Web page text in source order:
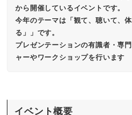
から開催しているイベントです。
今年のテーマは「観て、聴いて、
る」」です。
プレゼンテーションの有識者・専
ャーやワークショップを行います
イベント概要